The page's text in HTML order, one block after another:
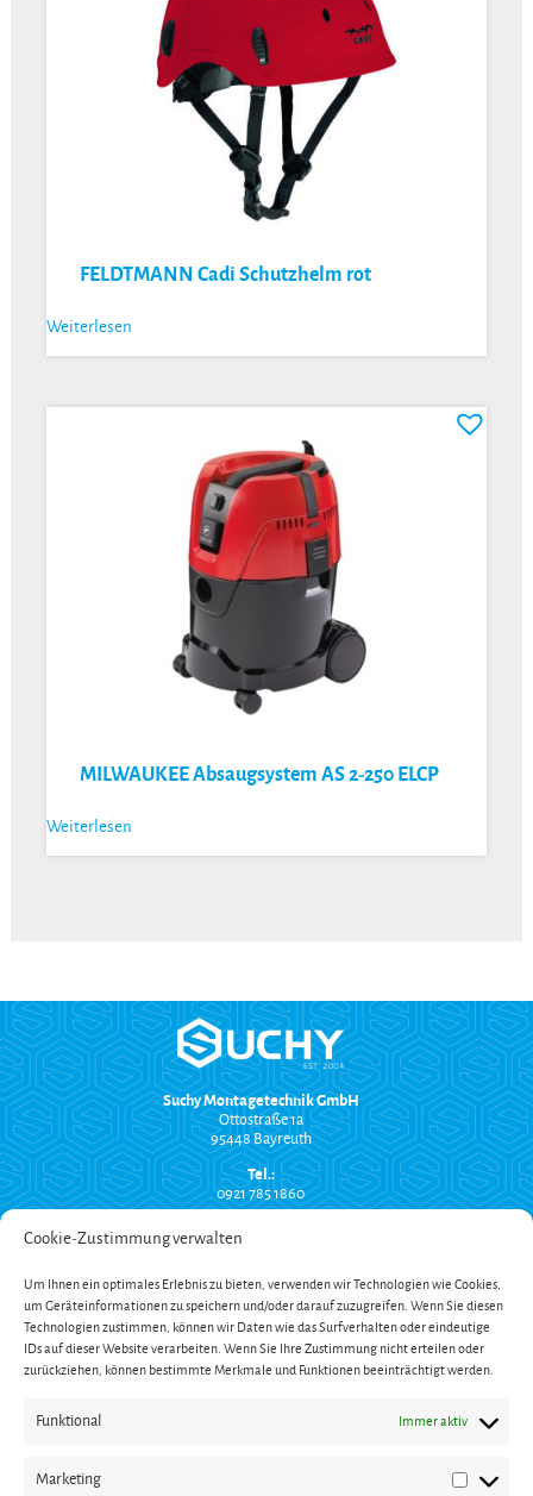
Cookie-Zustimmung verwalten
Um Ihnen ein optimales Erlebnis zu bieten, verwenden wir Technologien wie Cookies,
um Geräteinformationen zu speichern und/oder darauf zuzugreifen. Wenn Sie diesen
Technologien zustimmen, können wir Daten wie das Surfverhalten oder eindeutige
IDs auf dieser Website verarbeiten. Wenn Sie Ihre Zustimmung nicht erteilen oder
zurückziehen, können bestimmte Merkmale und Funktionen beeinträchtigt werden.
Funktional Immer aktiv
Marketing
FELDTMANN Cadi Schutzhelm rot
Weiterlesen
MILWAUKEE Absaugsystem AS 2-250 ELCP
Weiterlesen
Suchy Montagetechnik GmbH
Ottostraße 1a
95448 Bayreuth
Tel.:
0921 785 1860
info@suchy-montagetechnik.de
Versand und Zahlung
AGB
Widerrufsbelehrung
Impressum
Datenschutzerklärung